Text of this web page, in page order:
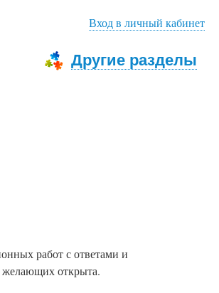
Вход в личный кабинет
Другие разделы
работ с ответами и
желающих открыта.